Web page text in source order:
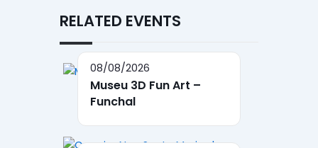
RELATED EVENTS
08/08/2026
Museu 3D Fun Art –
Funchal